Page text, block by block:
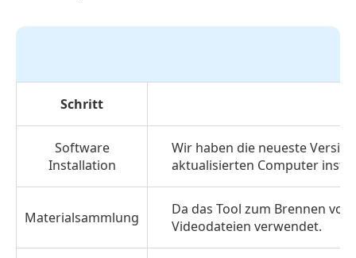
Creator
Vollständiger
zum
Leawo
Blu-
ray
Schritt
Software
Installation
Wir haben die neueste
aktualisierten Computer
Materialsammlung
Da das Tool zum Brennen
Videodateien verwendet.